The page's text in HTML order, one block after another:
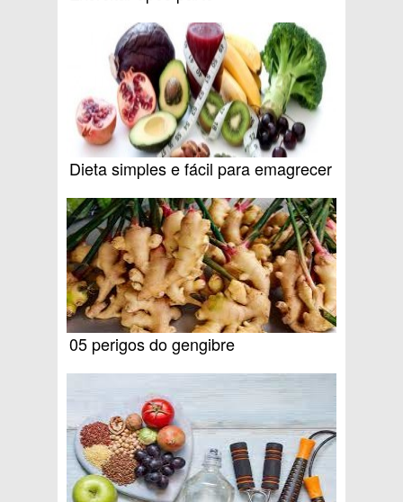
Dieta simples e fácil para emagrecer
05 perigos do gengibre